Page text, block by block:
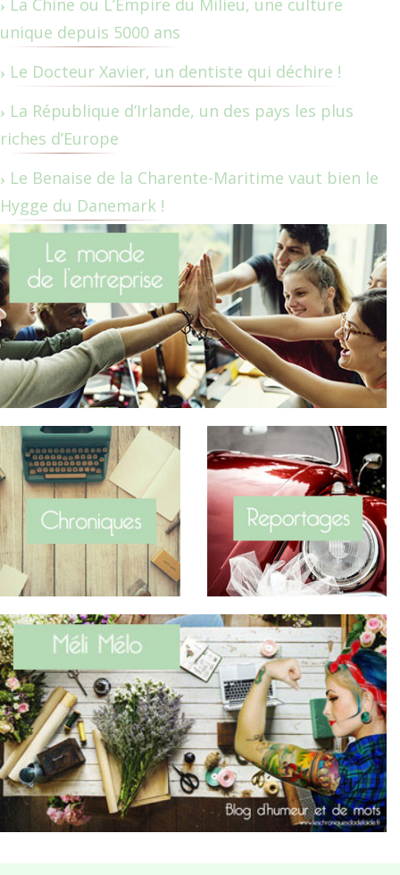
La Chine ou L’Empire du Milieu, une culture
unique depuis 5000 ans
Le Docteur Xavier, un dentiste qui déchire !
La République d’Irlande, un des pays les plus
riches d’Europe
Le Benaise de la Charente-Maritime vaut bien le
Hygge du Danemark !